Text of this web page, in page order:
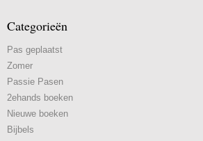
Categorieën
Pas geplaatst
Zomer
Passie Pasen
2ehands boeken
Nieuwe boeken
Bijbels